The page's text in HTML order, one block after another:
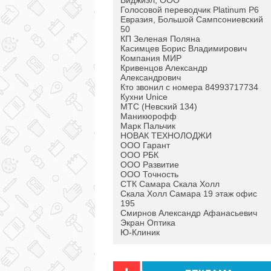
Голосовой переводчик Platinum P6
Евразия, Большой Сампсониевский
50
КП Зеленая Поляна
Касимцев Борис Владимирович
Компания МИР
Кривенцов Александр
Александрович
Кто звонил с номера 84993717734
Кухни Unice
МТС (Невский 134)
Маникюрофф
Марк Пальчик
НОВАК ТЕХНОЛОДЖИ
ООО Гарант
ООО РБК
ООО Развитие
ООО Точность
СТК Самара Скала Холл
Скала Холл Самара 19 этаж офис
195
Смирнов Александр Афанасьевич
Экран Оптика
Ю-Клиник